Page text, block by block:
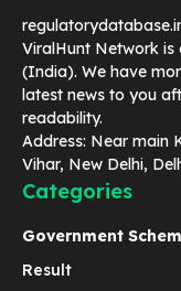
ViralHunt Network is
(India). We have
latest news to you
readability.
Address: Near main
Vihar, New Delhi,
Categories
Government
Result